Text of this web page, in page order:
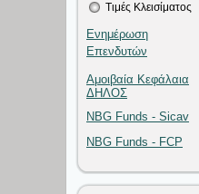
Τιμές Κλεισίματος
Ενημέρωση
Επενδυτών
Αμοιβαία Κεφάλαια
ΔΗΛΟΣ
NBG Funds - Sicav
NBG Funds - FCP